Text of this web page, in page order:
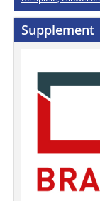
Supplement